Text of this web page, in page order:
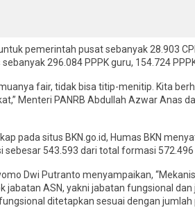
pemerintah pusat sebanyak 28.903
296.084 PPPK guru, 154.724
fair, tidak bisa titip-menitip. Kita
Menteri PANRB Abdullah Azwar Anas
pada situs BKN.go.id, Humas BKN
sebesar 543.593 dari total formasi
Dwi Putranto menyampaikan,
jabatan ASN, yakni jabatan fungsional
ditetapkan sesuai dengan